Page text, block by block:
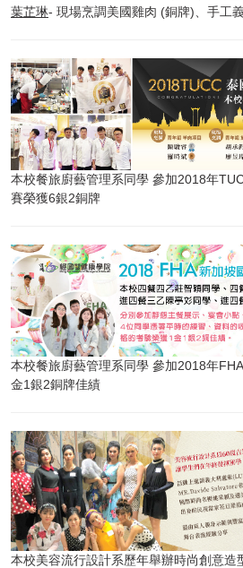
葉芷琳- 現場烹調美國雞肉 (銅牌)、手工
本校餐旅廚藝管理系同學 參加2018年
賽榮獲6銀2銅牌
本校餐旅廚藝管理系同學 參加2018年
金1銀2銅牌佳績
本校美容流行設計系歷年舉辦時尚創意造